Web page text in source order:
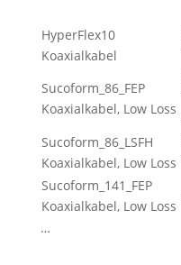
HyperFlex10
Koaxialkabel
Sucoform_86_FEP
Koaxialkabel, Low Loss
Sucoform_86_LSFH
Koaxialkabel, Low Loss
Sucoform_141_FEP
Koaxialkabel, Low Loss
…